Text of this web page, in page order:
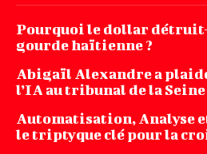
Pourquoi le dollar
gourde haïtienne ?
Abigaïl Alexandre a
l’IA au tribunal de la
Automatisation, Analyse
le triptyque clé pour la